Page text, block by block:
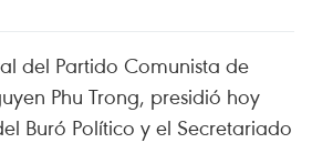
del Partido Comunista de
Phu Trong, presidió hoy
Buró Político y el Secretariado